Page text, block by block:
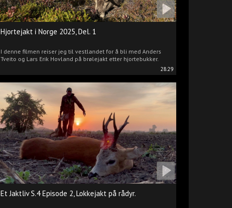
28:29
Hjortejakt i Norge 2025, Del. 1
I denne filmen reiser jeg til vestlandet for å bli med Anders
Tveito og Lars Erik Hovland på brølejakt etter hjortebukker.
Et Jaktliv S.4 Episode 2, Lokkejakt på rådyr.